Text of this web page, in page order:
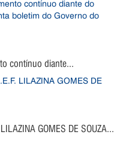
contínuo diante...
GOMES DE SOUZA...